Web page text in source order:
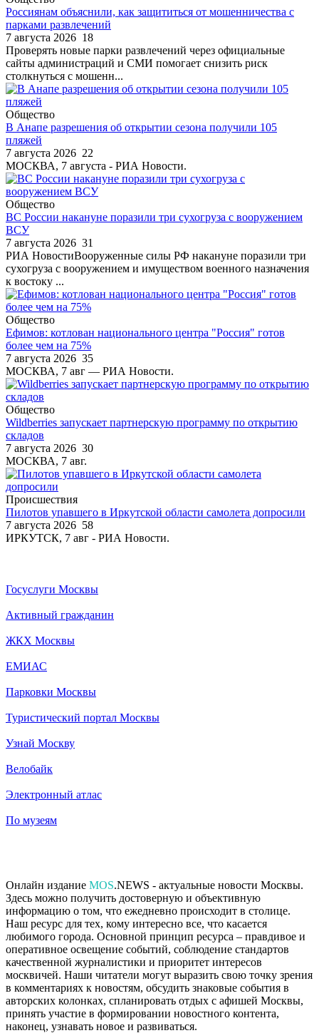
Россиянам объяснили, как защититься от мошенничества с
парками развлечений
7 августа 2026 18
Проверять новые парки развлечений через официальные
сайты администраций и СМИ помогает снизить риск
столкнуться с мошенн...
Общество
В Анапе разрешения об открытии сезона получили 105
пляжей
7 августа 2026 22
МОСКВА, 7 августа - РИА Новости.
Общество
ВС России накануне поразили три сухогруза с вооружением
ВСУ
7 августа 2026 31
РИА НовостиВооруженные силы РФ накануне поразили три
сухогруза с вооружением и имуществом военного назначения
к востоку ...
Общество
Ефимов: котлован национального центра "Россия" готов
более чем на 75%
7 августа 2026 35
МОСКВА, 7 авг — РИА Новости.
Общество
Wildberries запускает партнерскую программу по открытию
складов
7 августа 2026 30
МОСКВА, 7 авг.
Происшествия
Пилотов упавшего в Иркутской области самолета допросили
7 августа 2026 58
ИРКУТСК, 7 авг - РИА Новости.
Госуслуги Москвы
Активный гражданин
ЖКХ Москвы
ЕМИАС
Парковки Москвы
Туристический портал Москвы
Узнай Москву
Велобайк
Электронный атлас
По музеям
Онлайн издание MOS.NEWS - актуальные новости Москвы.
Здесь можно получить достоверную и объективную
информацию о том, что ежедневно происходит в столице.
Наш ресурс для тех, кому интересно все, что касается
любимого города. Основной принцип ресурса – правдивое и
оперативное освещение событий, соблюдение стандартов
качественной журналистики и приоритет интересов
москвичей. Наши читатели могут выразить свою точку зрения
в комментариях к новостям, обсудить знаковые события в
авторских колонках, спланировать отдых с афишей Москвы,
принять участие в формировании новостного контента,
наконец, узнавать новое и развиваться.